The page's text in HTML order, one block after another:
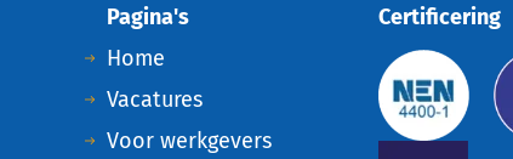
Pagina's
Home
Vacatures
Voor werkgevers
Certificering